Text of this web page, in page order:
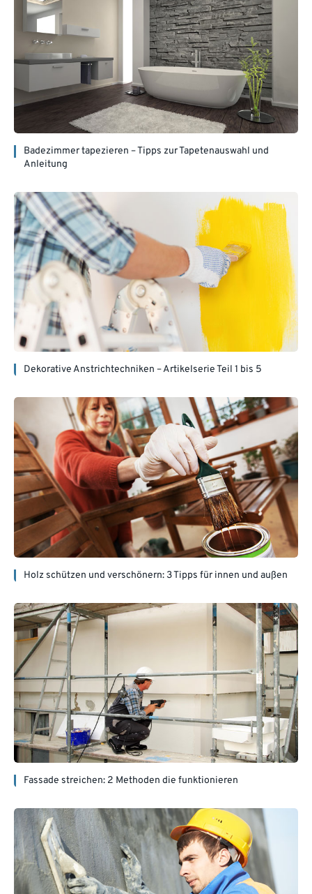
Badezimmer tapezieren – Tipps zur Tapetenauswahl und
Anleitung
Dekorative Anstrichtechniken – Artikelserie Teil 1 bis 5
Holz schützen und verschönern: 3 Tipps für innen und außen
Fassade streichen: 2 Methoden die funktionieren